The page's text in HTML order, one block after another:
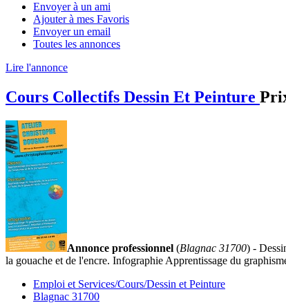
Envoyer à un ami
Ajouter à mes Favoris
Envoyer un email
Toutes les annonces
Lire l'annonce
Cours Collectifs Dessin Et Peinture
Annonce professionnel (Blagnac 31700) -
la gouache et de l'encre. Infographie Apprentissage du
Emploi et Services/Cours/Dessin et Peinture
Blagnac 31700